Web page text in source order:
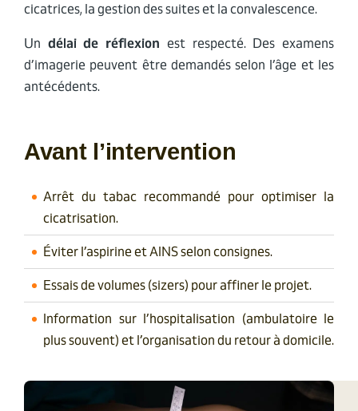
cicatrices, la gestion des suites et la convalescence.
Un délai de réflexion est respecté. Des examens
d’imagerie peuvent être demandés selon l’âge et les
antécédents.
Avant l’intervention
Arrêt du tabac recommandé pour optimiser la
cicatrisation.
Éviter l’aspirine et AINS selon consignes.
Essais de volumes (sizers) pour affiner le projet.
Information sur l’hospitalisation (ambulatoire le
plus souvent) et l’organisation du retour à domicile.